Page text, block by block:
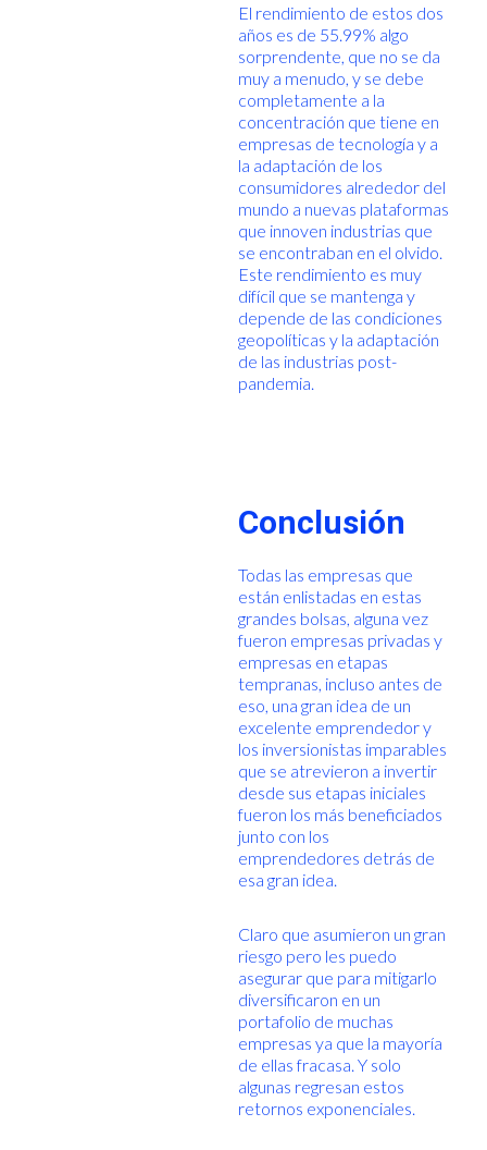
El rendimiento de estos dos
años es de 55.99% algo
sorprendente, que no se da
muy a menudo, y se debe
completamente a la
concentración que tiene en
empresas de tecnología y a
la adaptación de los
consumidores alrededor del
mundo a nuevas plataformas
que innoven industrias que
se encontraban en el olvido.
Este rendimiento es muy
difícil que se mantenga y
depende de las condiciones
geopolíticas y la adaptación
de las industrias post-
pandemia.
Conclusión
Todas las empresas que
están enlistadas en estas
grandes bolsas, alguna vez
fueron empresas privadas y
empresas en etapas
tempranas, incluso antes de
eso, una gran idea de un
excelente emprendedor y
los inversionistas imparables
que se atrevieron a invertir
desde sus etapas iniciales
fueron los más beneficiados
junto con los
emprendedores detrás de
esa gran idea.
Claro que asumieron un gran
riesgo pero les puedo
asegurar que para mitigarlo
diversificaron en un
portafolio de muchas
empresas ya que la mayoría
de ellas fracasa. Y solo
algunas regresan estos
retornos exponenciales.